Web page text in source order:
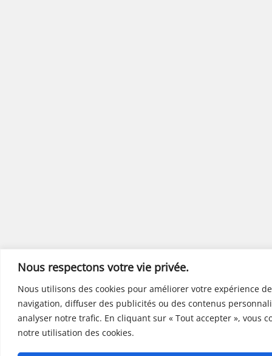
Nous respectons votre vie privée.
Nous utilisons des cookies pour améliorer votre expérience de
navigation, diffuser des publicités ou des contenus
analyser notre trafic. En cliquant sur « Tout accepter », vous
notre utilisation des cookies.